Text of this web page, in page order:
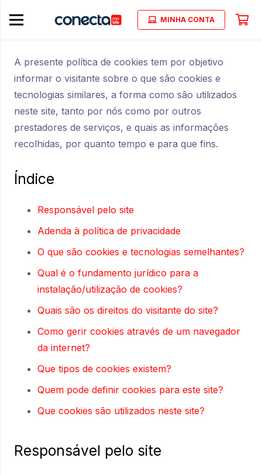
MINHA CONTA
A presente política de cookies tem por objetivo
informar o visitante sobre o que são cookies e
tecnologias similares, a forma como são utilizados
neste site, tanto por nós como por outros
prestadores de serviços, e quais as informações
recolhidas, por quanto tempo e para que fins.
Índice
Responsável pelo site
Adenda à política de privacidade
O que são cookies e tecnologias semelhantes?
Qual é o fundamento jurídico para a
instalação/utilização de cookies?
Quais são os direitos do visitante do site?
Como gerir cookies através de um navegador
da internet?
Que tipos de cookies existem?
Quem pode definir cookies para este site?
Que cookies são utilizados neste site?
Responsável pelo site